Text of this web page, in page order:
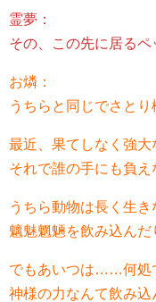
霊夢：
その、この先に居るペ
お燐：
うちらと同じでさと
最近、果てしなく強大
それで誰の手にも負
うちら動物は長く生
魑魅魍魎を飲み込ん
でもあいつは……何処
神様の力なんて飲み込